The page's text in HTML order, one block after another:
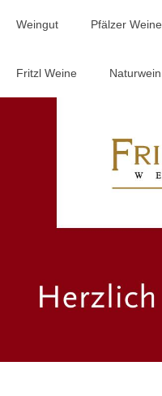
Weingut Pfälzer Weine
Fritzl Weine Naturwein